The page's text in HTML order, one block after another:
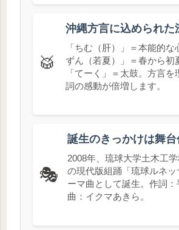
🥁
沖縄方言に込められた
「ちむ（肝）」＝本能的な
ずん（若夏）」＝春から初
「てーく」＝太鼓。方言を
詞の感動が倍増します。
🎭
誕生のきっかけは舞台
2008年、琉球大学土木工
の現代版組踊「琉球ルネッ
ーマ曲として誕生。作詞
曲：イクマあきら。